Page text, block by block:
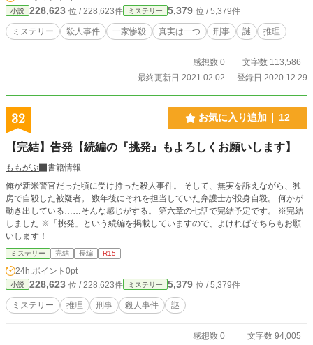
小説 228,623 位 / 228,623件 ミステリー 5,379 位 / 5,379件
ミステリー 殺人事件 一家惨殺 真実は一つ 刑事 謎 推理
感想数 0
文字数 113,586
最終更新日 2021.02.02
登録日 2020.12.29
32 お気に入り追加 12
【完結】告発【続編の『挑発』もよろしくお願いします】
ももがぶ
書籍情報
俺が新米警官だった頃に受け持った殺人事件。 そして、無実を訴えながら、独
房で自殺した被疑者。 数年後にそれを担当していた弁護士が投身自殺。 何かが
動き出している……そんな感じがする。 第六章の七話で完結予定です。 ※完結
しました ※「挑発」という続編を掲載していますので、よければそちらもお願
いします！
ミステリー 完結 長編 R15
24h.ポイント 0pt
小説 228,623 位 / 228,623件 ミステリー 5,379 位 / 5,379件
ミステリー 推理 刑事 殺人事件 謎
感想数 0
文字数 94,005